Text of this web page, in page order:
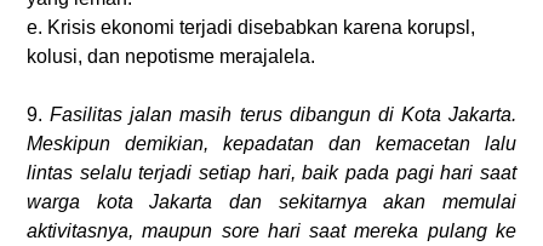
e. Krisis ekonomi terjadi disebabkan karena korupsl,
kolusi, dan nepotisme merajalela.
9.Fasilitas jalan masih terus dibangun di Kota Jakarta.
Meskipun demikian, kepadatan dan kemacetan lalu
lintas selalu terjadi setiap hari, baik pada pagi hari saat
warga kota Jakarta dan sekitarnya akan memulai
aktivitasnya, maupun sore hari saat mereka pulang ke